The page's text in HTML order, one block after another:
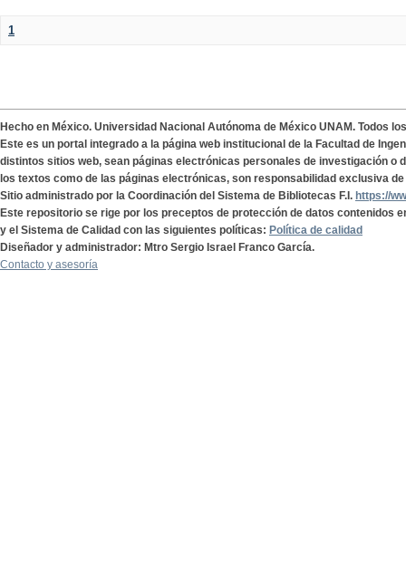
1
Hecho en México. Universidad Nacional Autónoma de México UNAM. Todos
Este es un portal integrado a la página web institucional de la Facultad de
distintos sitios web, sean páginas electrónicas personales de investigación o
los textos como de las páginas electrónicas, son responsabilidad exclusiva
Sitio administrado por la Coordinación del Sistema de Bibliotecas F.I. https://
Este repositorio se rige por los preceptos de protección de datos contenidos
y el Sistema de Calidad con las siguientes políticas: Política de calidad
Diseñador y administrador: Mtro Sergio Israel Franco García.
Contacto y asesoría